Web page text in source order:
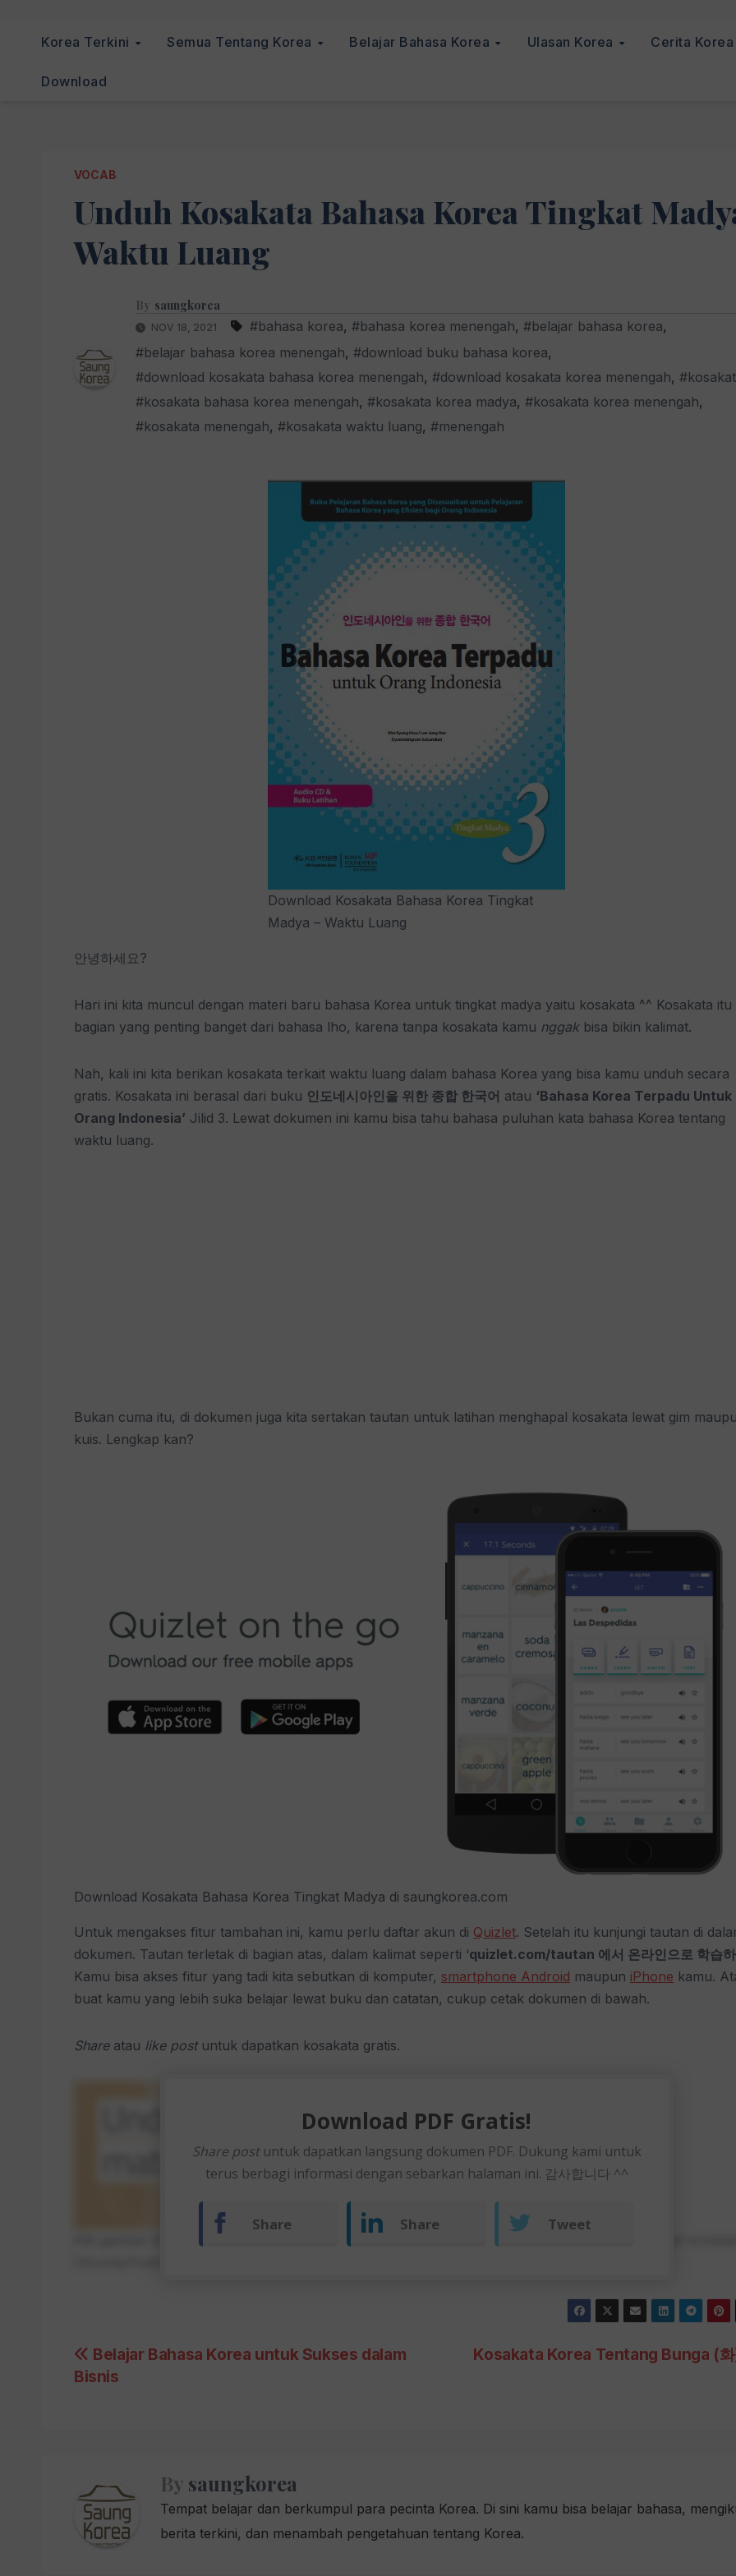
Korea Terkini Semua Tentang Korea Belajar Bahasa Korea Ulasan Korea Cerita
Download
VOCAB
Unduh Kosakata Bahasa Korea Tingkat
Waktu Luang
By saungkorea
NOV 18, 2021 #bahasa korea, #bahasa korea menengah, #belajar bahasa korea,
#belajar bahasa korea menengah, #download buku bahasa korea,
#download kosakata bahasa korea menengah, #download kosakata korea menengah,
#kosakata bahasa korea menengah, #kosakata korea madya, #kosakata korea menengah,
#kosakata menengah, #kosakata waktu luang, #menengah
Download Kosakata Bahasa Korea Tingkat
Madya – Waktu Luang
안녕하세요?
Hari ini kita muncul dengan materi baru bahasa Korea untuk tingkat madya yaitu kosakata ^^ Kosakata itu
bagian yang penting banget dari bahasa lho, karena tanpa kosakata kamu nggakbisa bikin kalimat.
Nah, kali ini kita berikan kosakata terkait waktu luang dalam bahasa Korea yang bisa kamu unduh secara
gratis. Kosakata ini berasal dari buku 인도네시아인을 위한 종합 한국어 atau ‘Bahasa Korea Terpadu Untuk
Orang Indonesia’ Jilid 3. Lewat dokumen ini kamu bisa tahu bahasa puluhan kata bahasa Korea tentang
waktu luang.
Bukan cuma itu, di dokumen juga kita sertakan tautan untuk latihan menghapal kosakata lewat gim
kuis. Lengkap kan?
Download Kosakata Bahasa Korea Tingkat Madya di saungkorea.com
Untuk mengakses fitur tambahan ini, kamu perlu daftar akun di Quizlet. Setelah itu kunjungi tautan di
dokumen. Tautan terletak di bagian atas, dalam kalimat seperti ‘quizlet.com/tautan 에서 온라인으로 학습
Kamu bisa akses fitur yang tadi kita sebutkan di komputer, smartphone Android maupun iPhone kamu.
buat kamu yang lebih suka belajar lewat buku dan catatan, cukup cetak dokumen di bawah.
Share atau like postuntuk dapatkan kosakata gratis.
Download PDF Gratis!
Share post untuk dapatkan langsung dokumen PDF. Dukung kami untuk
terus berbagi informasi dengan sebarkan halaman ini. 감사합니다 ^^
Share Share Tweet
Post
navigation
Kosakata Korea Tentang Bunga (
Belajar Bahasa Korea untuk Sukses dalam
Bisnis
By saungkorea
Tempat belajar dan berkumpul para pecinta Korea. Di sini kamu bisa belajar bahasa,
berita terkini, dan menambah pengetahuan tentang Korea.